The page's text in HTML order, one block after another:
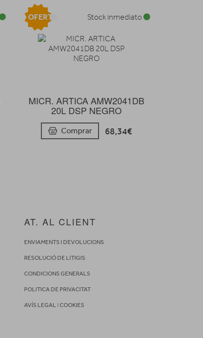
MICR. ARTICA AMW2041DB
20L DSP NEGRO
Comprar 68,34€
Stock inmediato
OFERTA
AT. AL CLIENT
ENVIAMENTS I DEVOLUCIONS
RESOLUCIÓ DE LITIGIS
CONDICIONS GENERALS
POLITICA DE PRIVACITAT
AVÍS LEGALI COOKIES